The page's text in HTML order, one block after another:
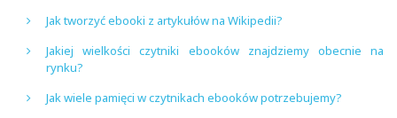
Jak tworzyć ebooki z artykułów na Wikipedii?
Jakiej wielkości czytniki ebooków znajdziemy obecnie na
rynku?
Jak wiele pamięci w czytnikach ebooków potrzebujemy?